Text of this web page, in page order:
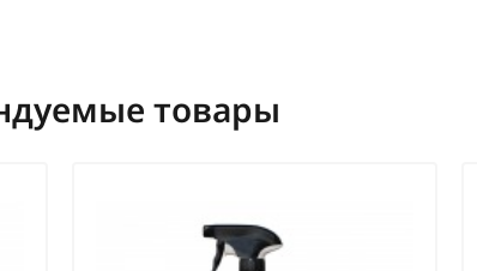
товары